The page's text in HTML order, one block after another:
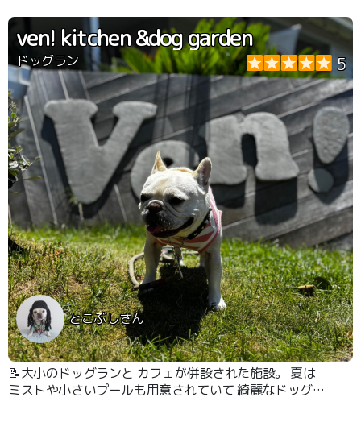
ven! kitchen &dog garden
ドッグラン 5
とこぶしさん
📝大小のドッグランと カフェが併設された施設。 夏は
ミストや小さいプールも用意されていて 綺麗なドッグラ